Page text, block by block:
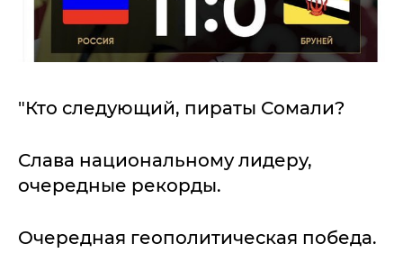
"Кто следующий, пираты Сомали?
Слава национальному лидеру,
очередные рекорды.
Очередная геополитическая победа.